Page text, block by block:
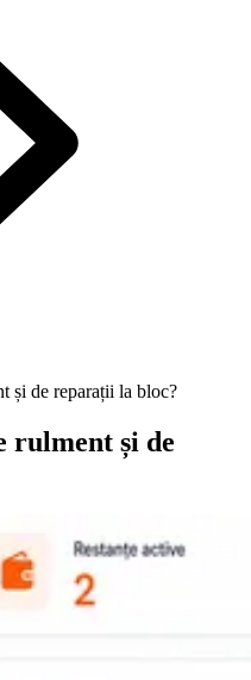
și de reparații la bloc?
rulment și de